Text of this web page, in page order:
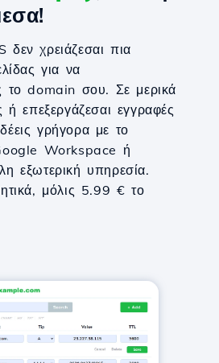
χρειάζεσαι πια
για να
το domain σου. Σε μερικά
ή επεξεργάζεσαι εγγραφές
γρήγορα με το
Workspace ή
εξωτερική υπηρεσία.
μόλις 5.99 € το